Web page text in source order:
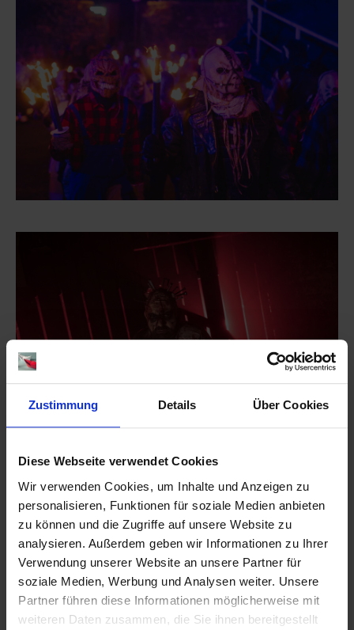
Zustimmung Details Über Cookies
Diese Webseite verwendet Cookies
Wir verwenden Cookies, um Inhalte und Anzeigen zu
personalisieren, Funktionen für soziale Medien anbieten
zu können und die Zugriffe auf unsere Website zu
analysieren. Außerdem geben wir Informationen zu Ihrer
Verwendung unserer Website an unsere Partner für
soziale Medien, Werbung und Analysen weiter. Unsere
Partner führen diese Informationen möglicherweise mit
weiteren Daten zusammen, die Sie ihnen bereitgestellt